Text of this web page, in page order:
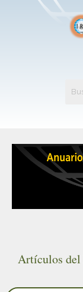
Artículos del